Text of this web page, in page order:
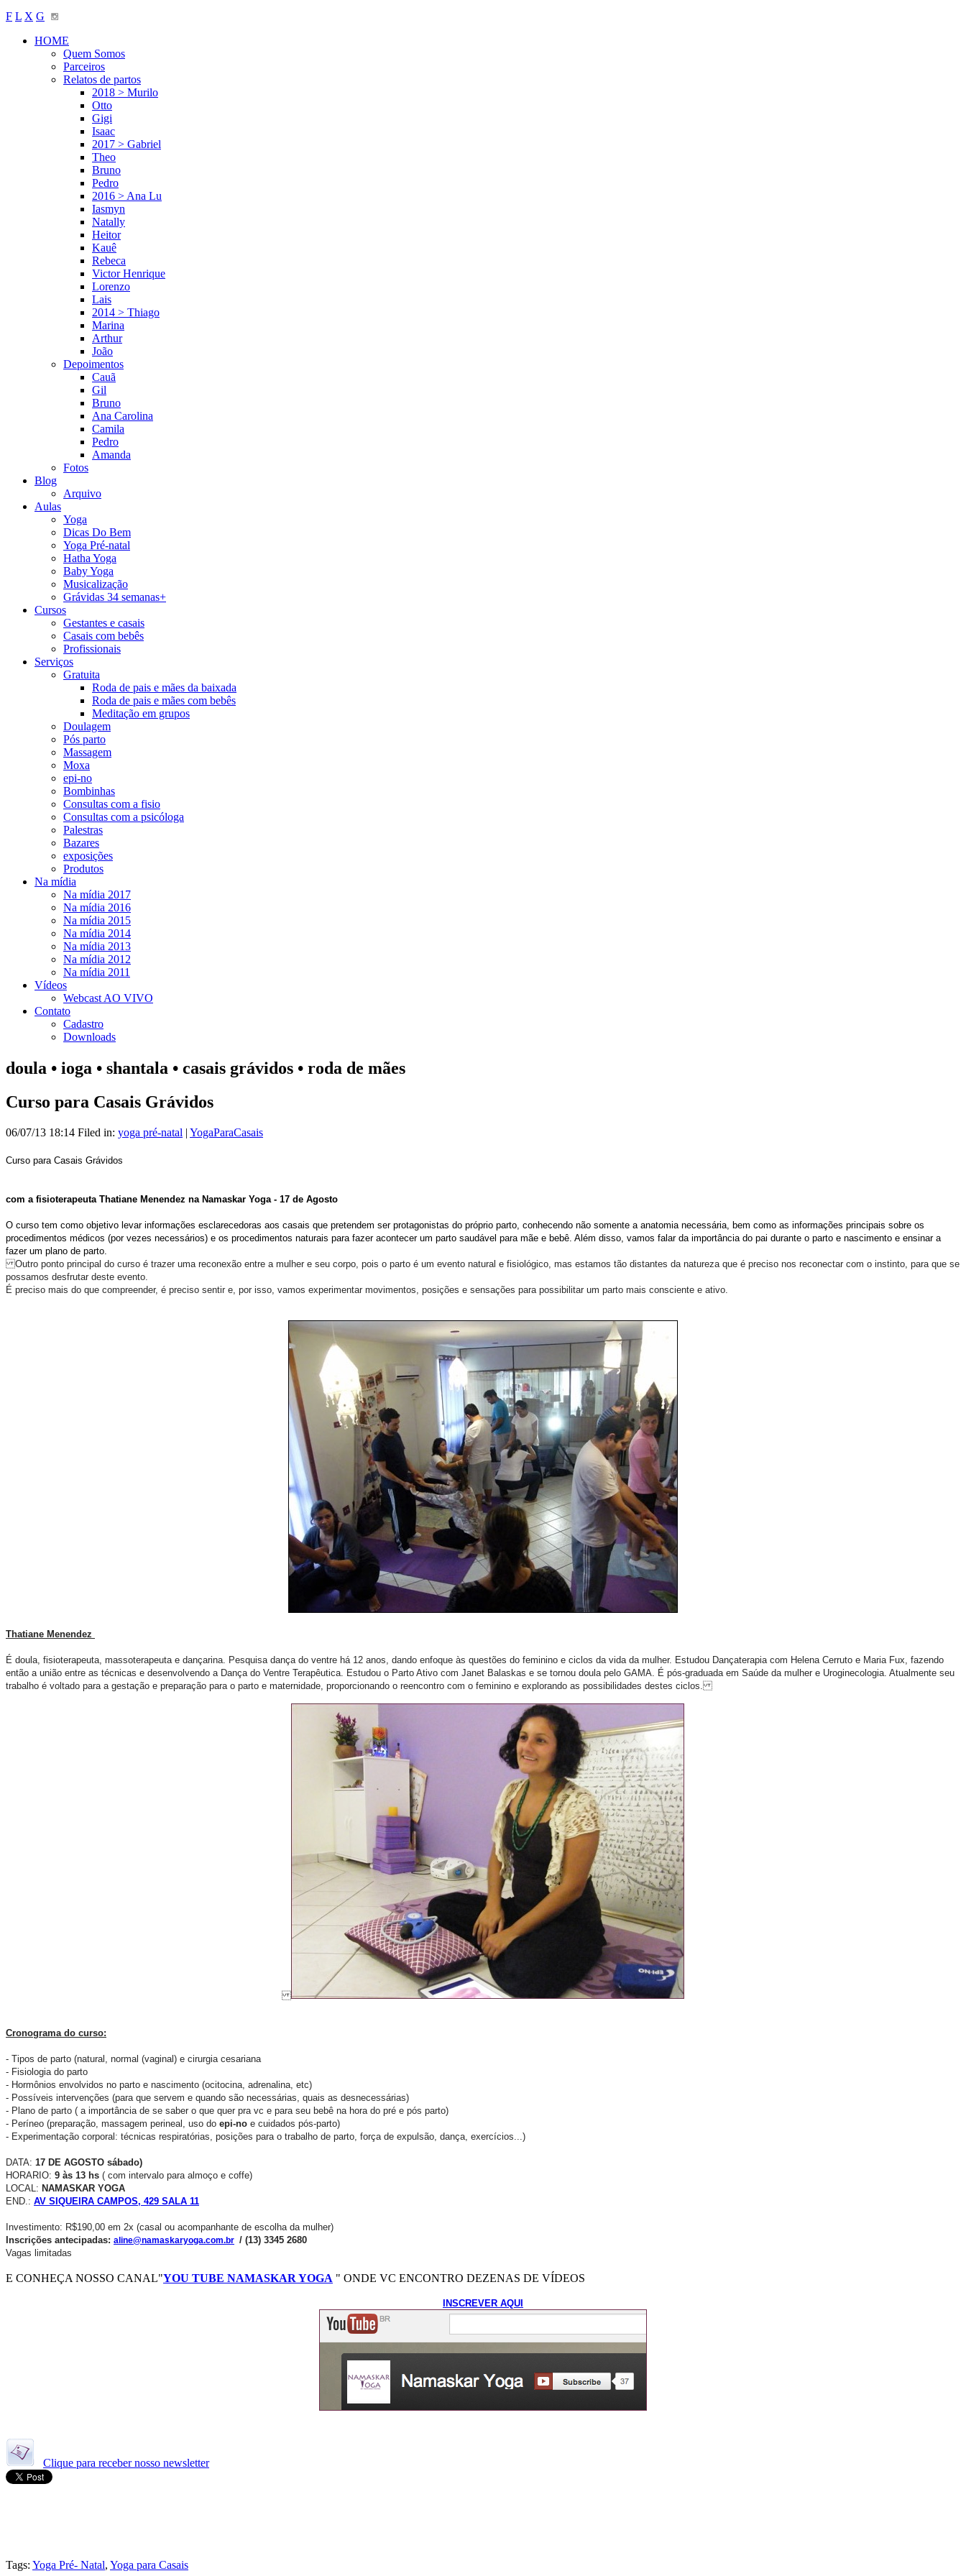
F L X G
HOME
Quem Somos
Parceiros
Relatos de partos
2018 > Murilo
Otto
Gigi
Isaac
2017 > Gabriel
Theo
Bruno
Pedro
2016 > Ana Lu
Iasmyn
Natally
Heitor
Kauê
Rebeca
Victor Henrique
Lorenzo
Lais
2014 > Thiago
Marina
Arthur
João
Depoimentos
Cauã
Gil
Bruno
Ana Carolina
Camila
Pedro
Amanda
Fotos
Blog
Arquivo
Aulas
Yoga
Dicas Do Bem
Yoga Pré-natal
Hatha Yoga
Baby Yoga
Musicalização
Grávidas 34 semanas+
Cursos
Gestantes e casais
Casais com bebês
Profissionais
Serviços
Gratuita
Roda de pais e mães da baixada
Roda de pais e mães com bebês
Meditação em grupos
Doulagem
Pós parto
Massagem
Moxa
epi-no
Bombinhas
Consultas com a fisio
Consultas com a psicóloga
Palestras
Bazares
exposições
Produtos
Na mídia
Na mídia 2017
Na mídia 2016
Na mídia 2015
Na mídia 2014
Na mídia 2013
Na mídia 2012
Na mídia 2011
Vídeos
Webcast AO VIVO
Contato
Cadastro
Downloads
doula • ioga • shantala • casais grávidos • roda de mães
Curso para Casais Grávidos
06/07/13 18:14 Filed in: yoga pré-natal | YogaParaCasais
Curso para Casais Grávidos
com a fisioterapeuta Thatiane Menendez na Namaskar Yoga - 17 de Agosto
O curso tem como objetivo levar informações esclarecedoras aos casais que pretendem ser protagonistas do próprio parto, conhecendo não somente a anatomia necessária, bem como as informações principais sobre os
procedimentos médicos (por vezes necessários) e os procedimentos naturais para fazer acontecer um parto saudável para mãe e bebê. Além disso, vamos falar da importância do pai durante o parto e nascimento e ensinar a
fazer um plano de parto.
Outro ponto principal do curso é trazer uma reconexão entre a mulher e seu corpo, pois o parto é um evento natural e fisiológico, mas estamos tão distantes da natureza que é preciso nos reconectar com o instinto, para que se
possamos desfrutar deste evento.
É preciso mais do que compreender, é preciso sentir e, por isso, vamos experimentar movimentos, posições e sensações para possibilitar um parto mais consciente e ativo.
Thatiane Menendez
É doula, fisioterapeuta, massoterapeuta e dançarina. Pesquisa dança do ventre há 12 anos, dando enfoque às questões do feminino e ciclos da vida da mulher. Estudou Dançaterapia com Helena Cerruto e Maria Fux, fazendo
então a união entre as técnicas e desenvolvendo a Dança do Ventre Terapêutica. Estudou o Parto Ativo com Janet Balaskas e se tornou doula pelo GAMA. É pós-graduada em Saúde da mulher e Uroginecologia. Atualmente seu
trabalho é voltado para a gestação e preparação para o parto e maternidade, proporcionando o reencontro com o feminino e explorando as possibilidades destes ciclos.
Cronograma do curso:
- Tipos de parto (natural, normal (vaginal) e cirurgia cesariana
- Fisiologia do parto
- Hormônios envolvidos no parto e nascimento (ocitocina, adrenalina, etc)
- Possíveis intervenções (para que servem e quando são necessárias, quais as desnecessárias)
- Plano de parto ( a importância de se saber o que quer pra vc e para seu bebê na hora do pré e pós parto)
- Períneo (preparação, massagem perineal, uso do epi-no e cuidados pós-parto)
- Experimentação corporal: técnicas respiratórias, posições para o trabalho de parto, força de expulsão, dança, exercícios...)
DATA: 17 DE AGOSTO sábado)
HORARIO: 9 às 13 hs ( com intervalo para almoço e coffe)
LOCAL: NAMASKAR YOGA
END.: AV SIQUEIRA CAMPOS, 429 SALA 11
Investimento: R$190,00 em 2x (casal ou acompanhante de escolha da mulher)
Inscrições antecipadas: aline@namaskaryoga.com.br / (13) 3345 2680
Vagas limitadas
E CONHEÇA NOSSO CANAL"YOU TUBE NAMASKAR YOGA " ONDE VC ENCONTRO DEZENAS DE VÍDEOS
INSCREVER AQUI
Clique para receber nosso newsletter
Tags: Yoga Pré- Natal, Yoga para Casais